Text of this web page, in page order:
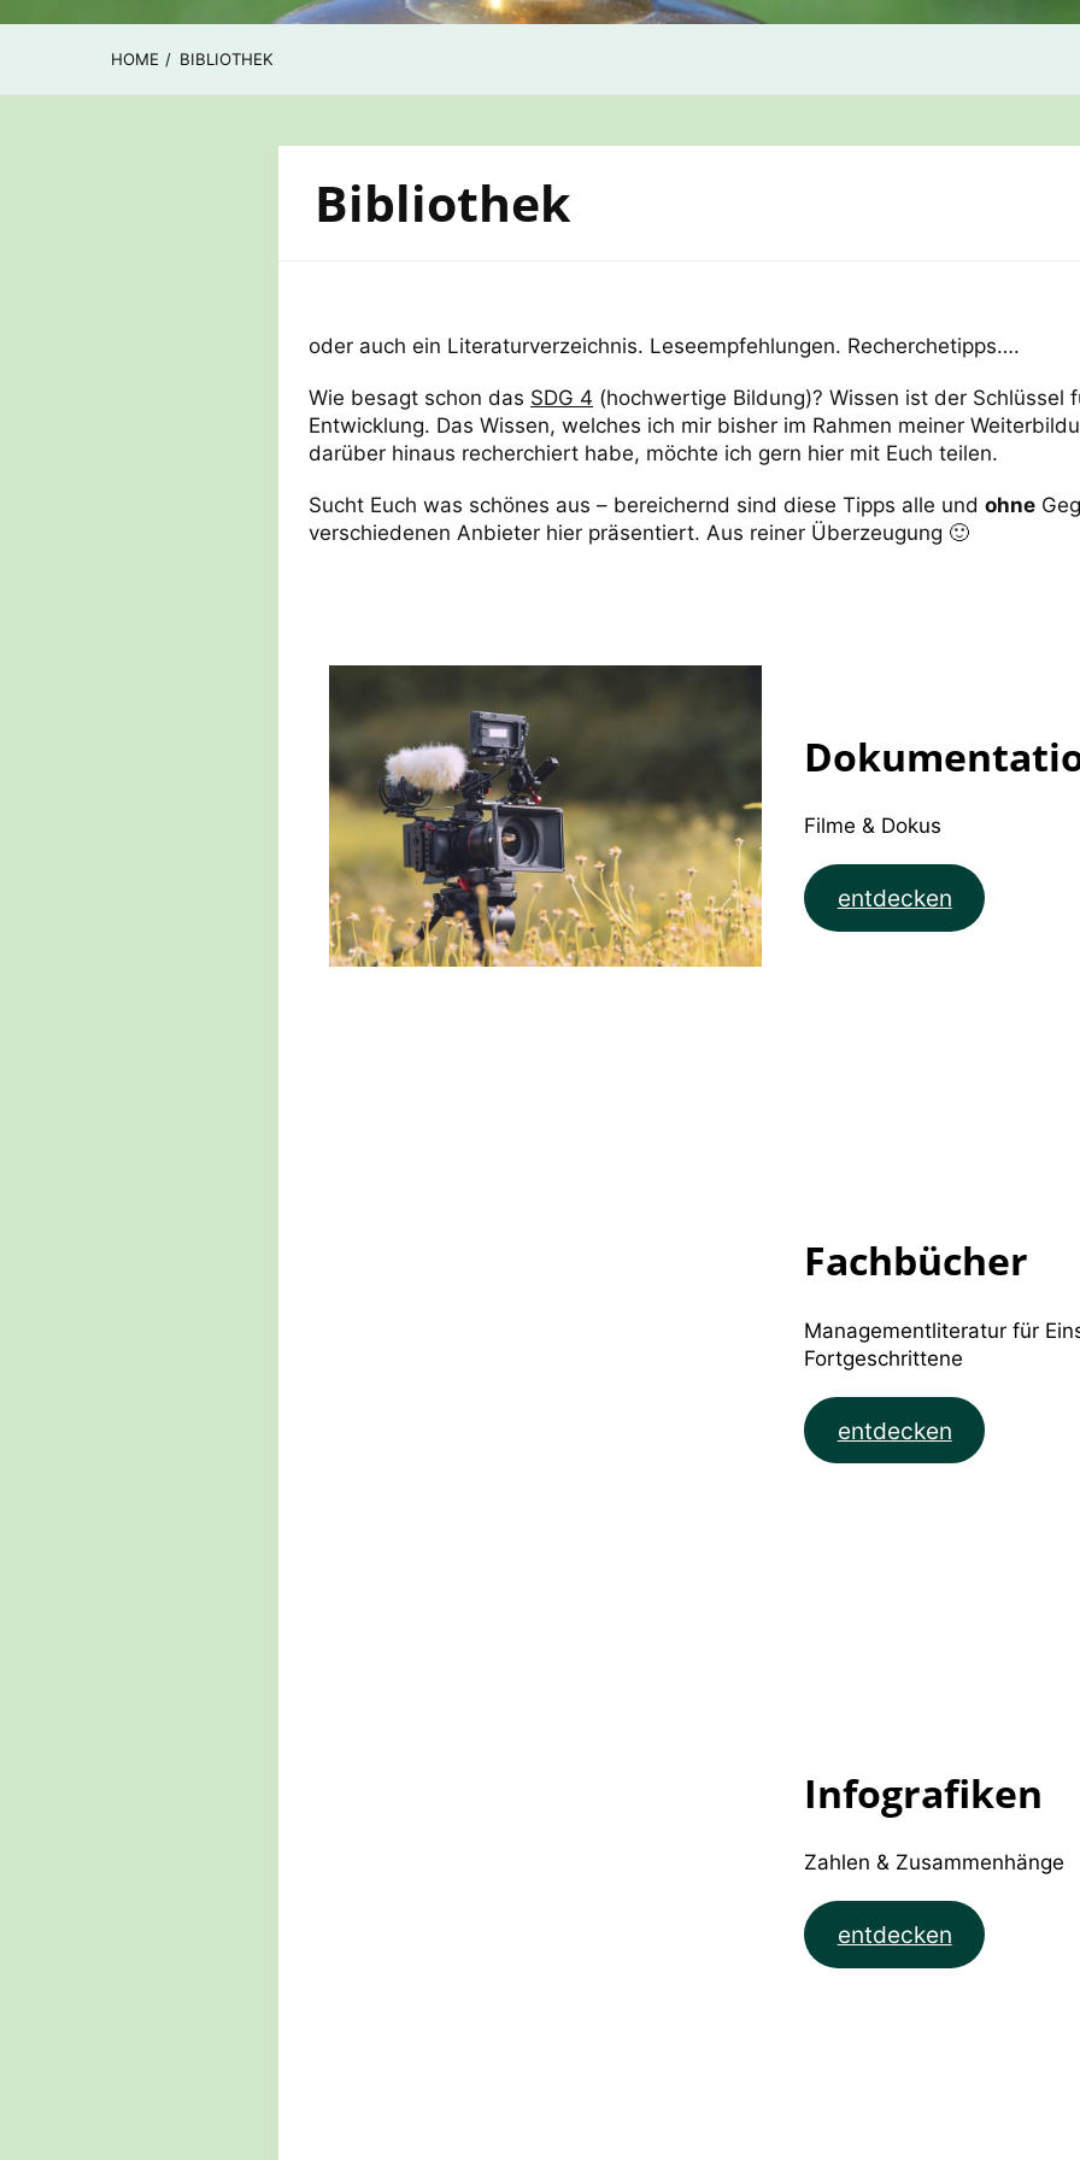
HOME BIBLIOTHEK
Bibliothek
oder auch ein Literaturverzeichnis. Leseempfehlungen. Recherchetipps….
Wie besagt schon das SDG 4 (hochwertige Bildung)? Wissen ist der Schlüssel
Entwicklung. Das Wissen, welches ich mir bisher im Rahmen meiner
darüber hinaus recherchiert habe, möchte ich gern hier mit Euch teilen.
Sucht Euch was schönes aus – bereichernd sind diese Tipps alle und ohne
verschiedenen Anbieter hier präsentiert. Aus reiner Überzeugung 🙂
Filme & Dokus
entdecken
Fachbücher
Managementliteratur für
Fortgeschrittene
entdecken
Infografiken
Zahlen & Zusammenhänge
entdecken